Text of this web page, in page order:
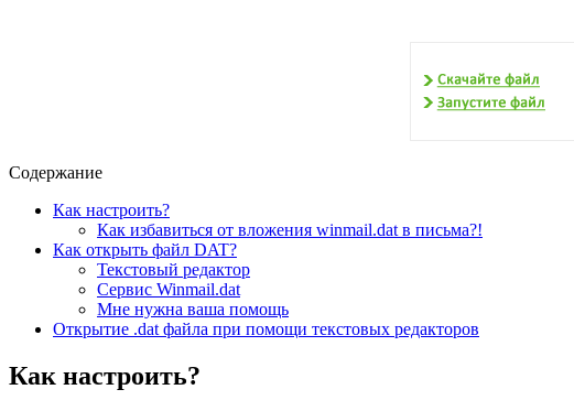
Содержание
Как настроить?
Как избавиться от вложения winmail.dat в письма?!
Как открыть файл DAT?
Текстовый редактор
Сервис Winmail.dat
Мне нужна ваша помощь
Открытие .dat файла при помощи текстовых редакторов
Как настроить?